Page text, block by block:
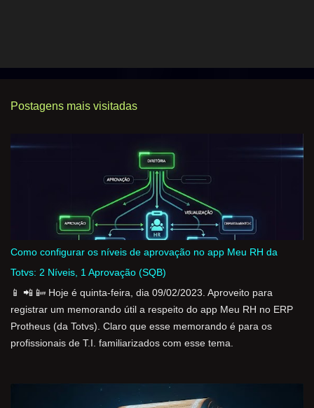
Postagens mais visitadas
Como configurar os níveis de aprovação no app Meu RH da
Totvs: 2 Níveis, 1 Aprovação (SQB)
📱 📲 📴 Hoje é quinta-feira, dia 09/02/2023. Aproveito para
registrar um memorando útil a respeito do app Meu RH no ERP
Protheus (da Totvs). Claro que esse memorando é para os
profissionais de T.I. familiarizados com esse tema.